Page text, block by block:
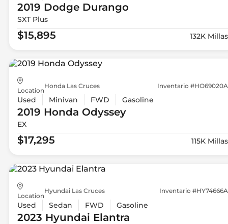
2019 DodgeDurango
SXT Plus
$15,895 132K Millas
Location
Honda Las Cruces Inventario #HO69020A
Used Minivan FWD Gasoline
2019 Honda Odyssey
EX
$17,295 115K Millas
Location
Hyundai Las Cruces Inventario #HY74666A
Used Sedan FWD Gasoline
2023 Hyundai Elantra